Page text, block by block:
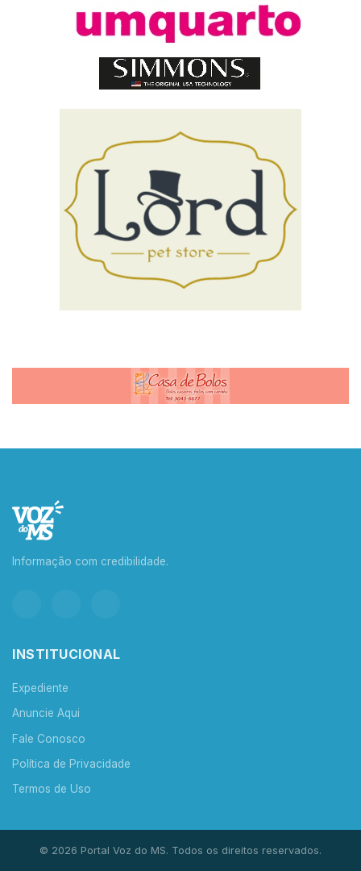
Informação com credibilidade.
INSTITUCIONAL
Expediente
Anuncie Aqui
Fale Conosco
Política de Privacidade
Termos de Uso
© 2026 Portal Voz do MS. Todos os direitos reservados.